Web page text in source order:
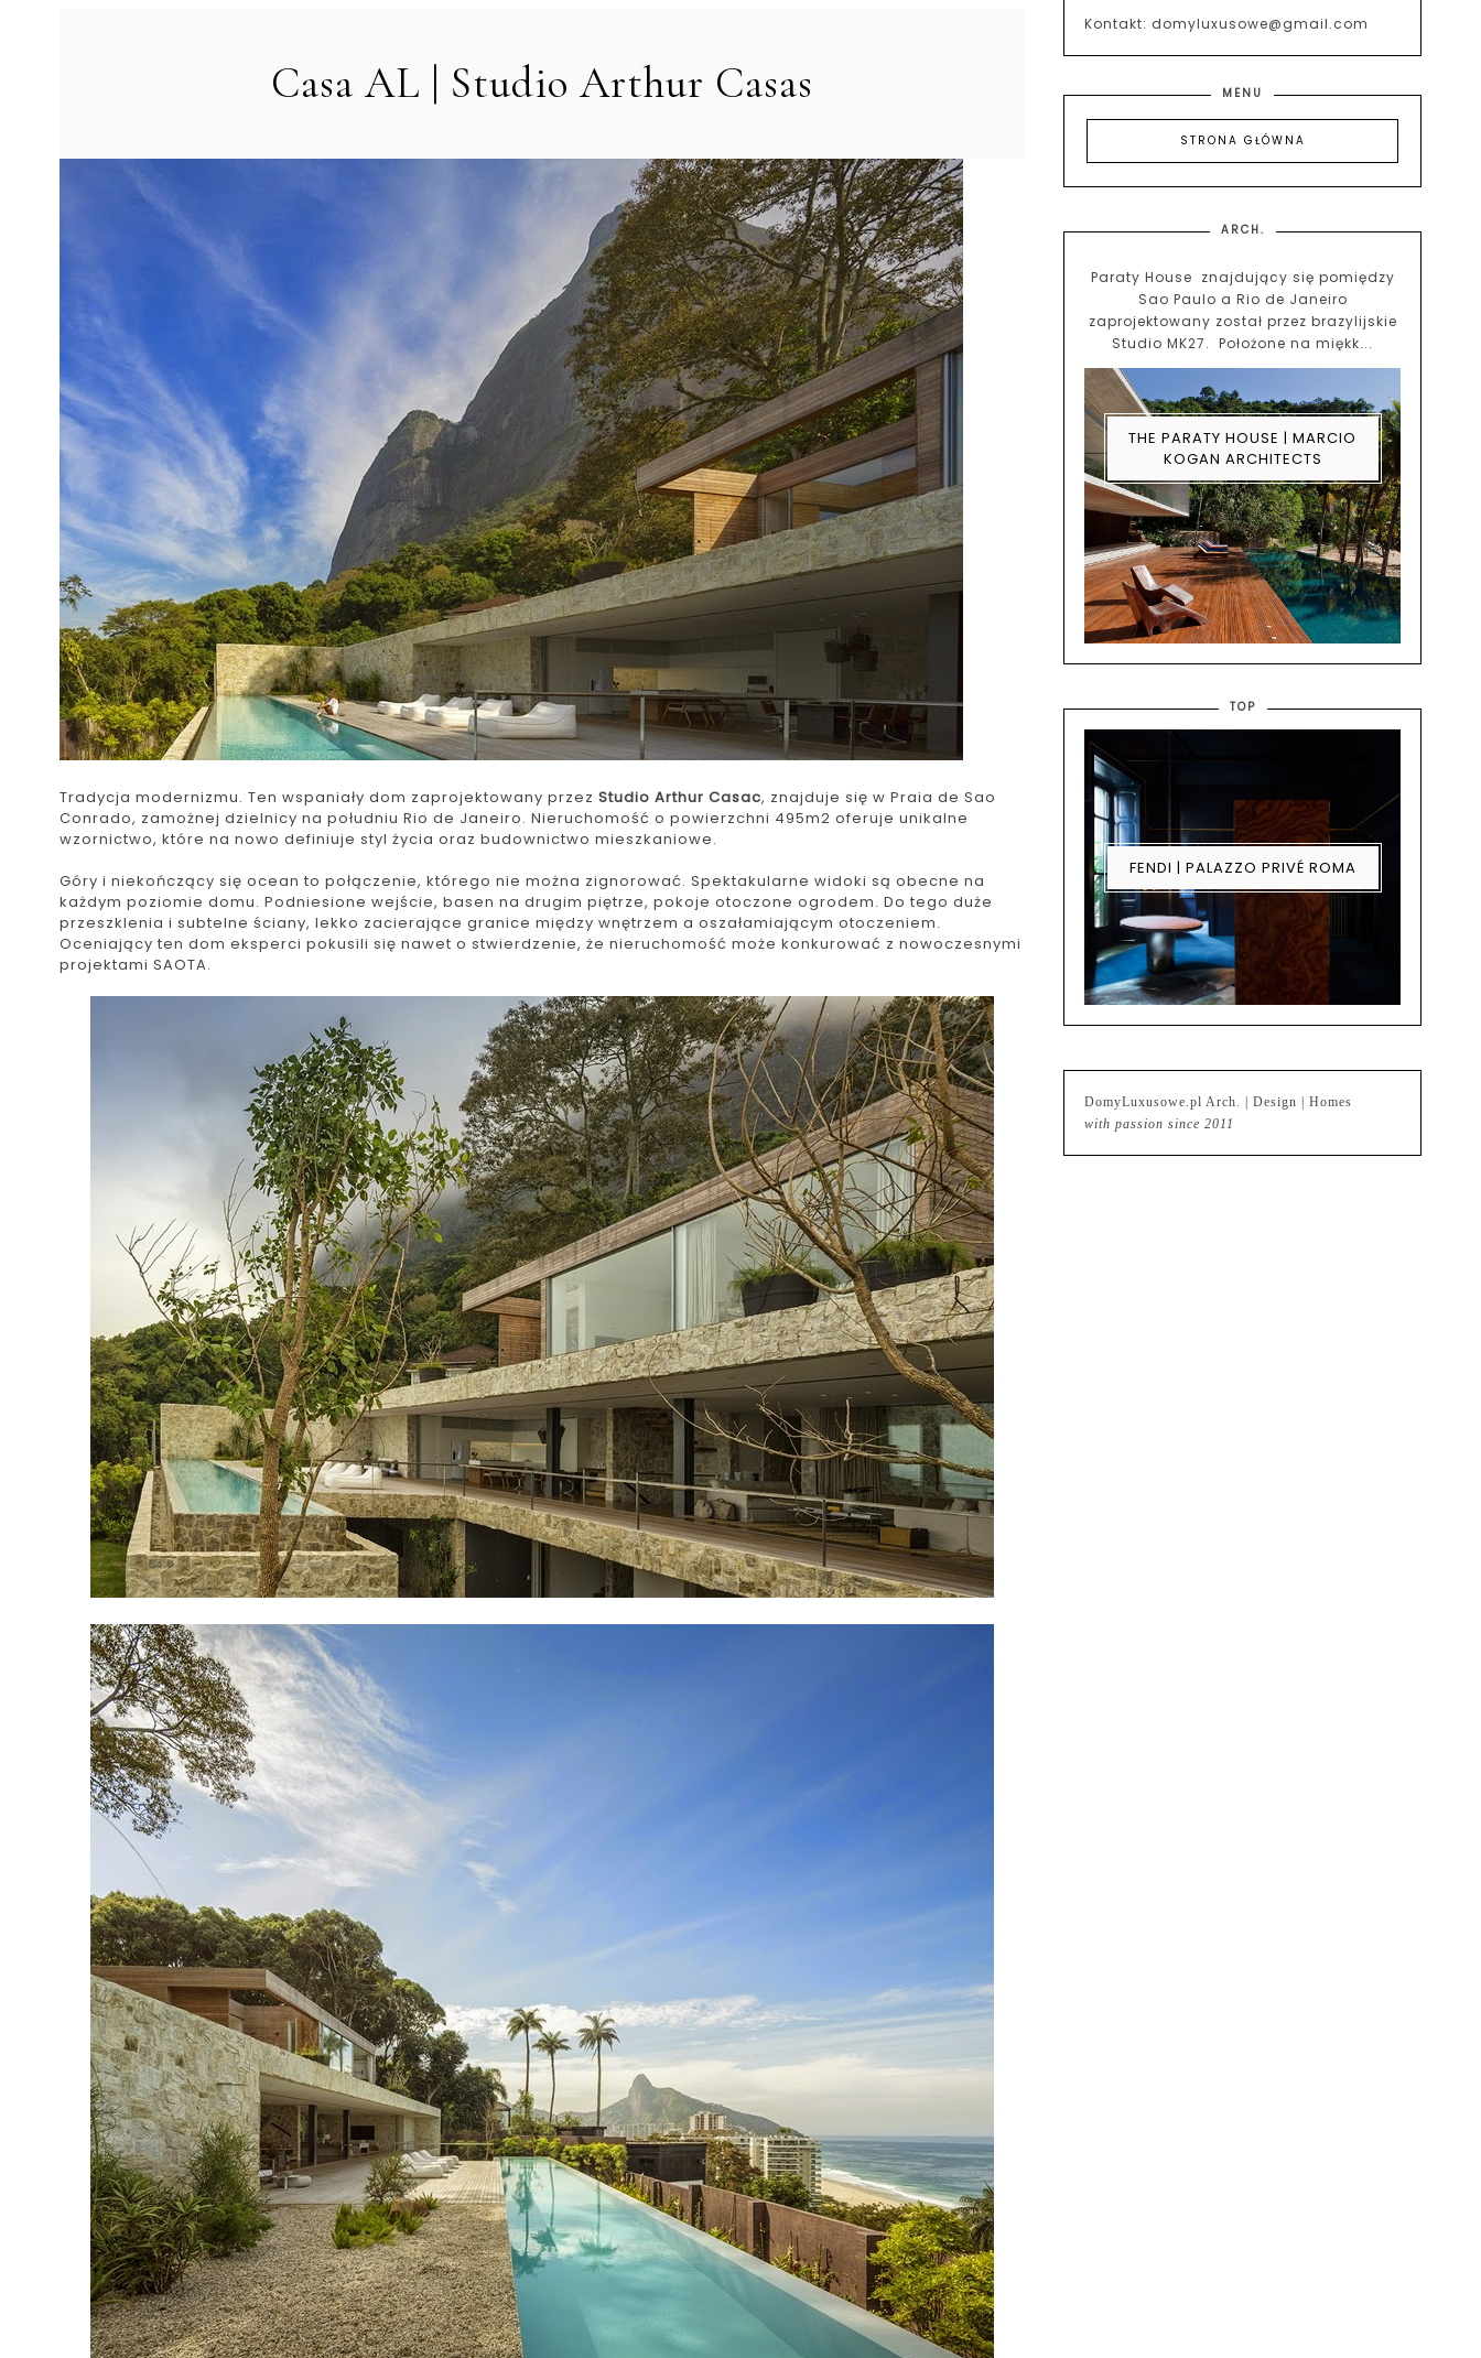
Casa AL | Studio Arthur Casas
Tradycja modernizmu. Ten wspaniały dom zaprojektowany przez Studio Arthur Casac, znajduje się w Praia de Sao
Conrado, zamożnej dzielnicy na południu Rio de Janeiro. Nieruchomość o powierzchni 495m2 oferuje unikalne
wzornictwo, które na nowo definiuje styl życia oraz budownictwo mieszkaniowe.
Góry i niekończący się ocean to połączenie, którego nie można zignorować. Spektakularne widoki są obecne na
każdym poziomie domu. Podniesione wejście, basen na drugim piętrze, pokoje otoczone ogrodem. Do tego duże
przeszklenia i subtelne ściany, lekko zacierające granice między wnętrzem a oszałamiającym otoczeniem.
Oceniający ten dom eksperci pokusili się nawet o stwierdzenie, że nieruchomość może konkurować z nowoczesnymi
projektami SAOTA.
Kontakt: domyluxusowe@gmail.com
MENU
STRONA GŁÓWNA
ARCH.
THE PARATY HOUSE | MARCIO
KOGAN ARCHITECTS
Paraty House znajdujący się pomiędzy
Sao Paulo a Rio de Janeiro
zaprojektowany został przez brazylijskie
Studio MK27. Położone na miękk...
TOP
FENDI | PALAZZO PRIVÉ ROMA
DomyLuxusowe.pl Arch. | Design | Homes
with passion since 2011